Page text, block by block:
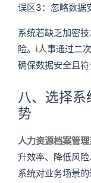
误区3：忽略数据
系统若缺乏加密
险。i人事通过二
确保数据安全且符
八、选择
势
人力资源档案管
升效率、降低风
系统对业务场景